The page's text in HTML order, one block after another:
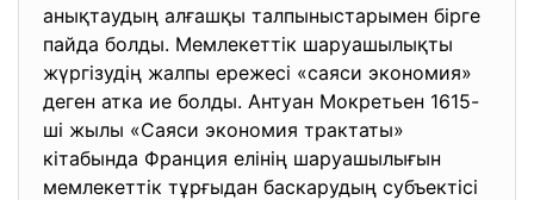
анықтаудың алғашқы талпыныстарымен бірге
пайда болды. Мемлекеттік шаруашылықты
жүргізудің жалпы ережесі «саяси экономия»
деген атка ие болды. Антуан Мокретьен 1615-
ші жылы «Саяси экономия трактаты»
кітабында Франция елінің шаруашылығын
мемлекеттік тұрғыдан баскарудың субъектісі